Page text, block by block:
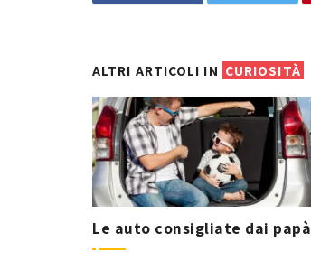
ALTRI ARTICOLI IN CURIOSITÀ
Le auto consigliate dai papà